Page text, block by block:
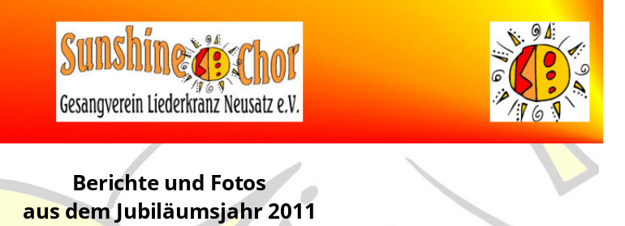
Berichte und Fotos
aus dem Jubiläumsjahr 2011